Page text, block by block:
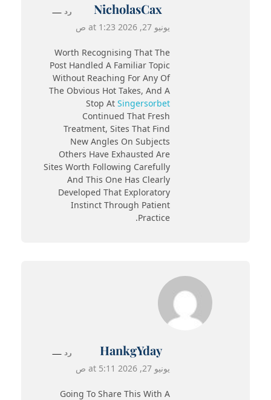
NicholasCax
يونيو 27, 2026 at 1:23 ص
Worth Recognising That The
Post Handled A Familiar Topic
Without Reaching For Any Of
The Obvious Hot Takes, And A
Stop At Singersorbet
Continued That Fresh
Treatment, Sites That Find
New Angles On Subjects
Others Have Exhausted Are
Sites Worth Following Carefully
And This One Has Clearly
Developed That Exploratory
Instinct Through Patient
Practice.
رد
HankgYday
يونيو 27, 2026 at 5:11 ص
Going To Share This With A
رد